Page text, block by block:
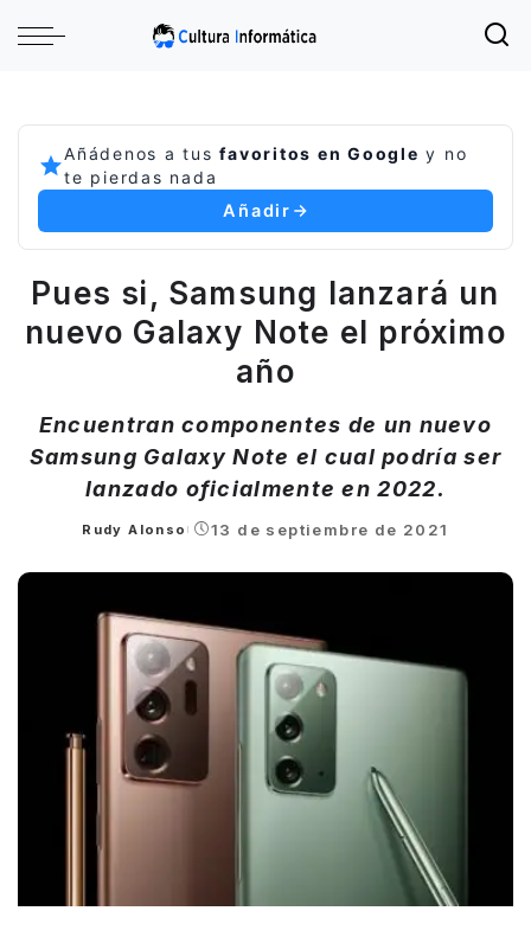
Añádenos a tusfavoritos en Google y no
te pierdas nada
Añadir
Pues si, Samsung lanzará un
nuevo Galaxy Note el próximo
año
Encuentran componentes de un nuevo
Samsung Galaxy Note el cual podría ser
lanzado oficialmente en 2022.
Posted
Rudy Alonso 13 de septiembre de 2021